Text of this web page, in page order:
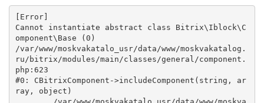
[Error]
Cannot instantiate abstract class Bitrix\Iblock\C
omponent\Base (0)
/var/www/moskvakatalo_usr/data/www/moskvakatalog.
ru/bitrix/modules/main/classes/general/component.
php:623
#0: CBitrixComponent->includeComponent(string, ar
ray, object)